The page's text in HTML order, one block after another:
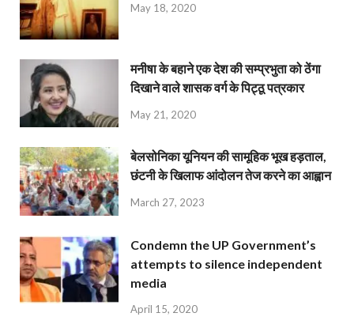
May 18, 2020
मनीषा के बहाने एक देश की सम्प्रभुता को ठेंगा
दिखाने वाले शासक वर्ग के पिट्ठू पत्रकार
May 21, 2020
बेलसोनिका यूनियन की सामूहिक भूख हड़ताल,
छंटनी के खिलाफ आंदोलन तेज करने का आह्वान
March 27, 2023
Condemn the UP Government’s
attempts to silence independent
media
April 15, 2020